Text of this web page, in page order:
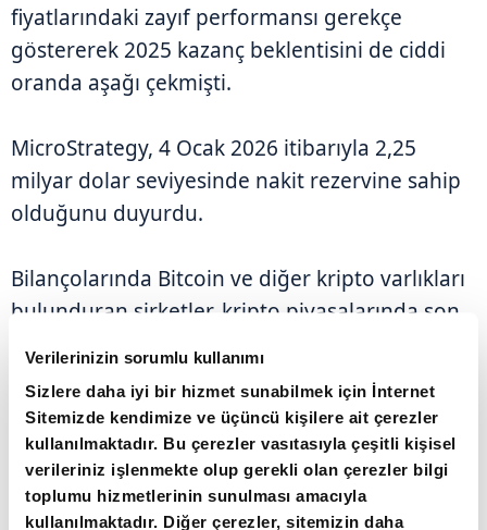
Verilerinizin sorumlu kullanımı
Sizlere daha iyi bir hizmet sunabilmek için İnternet
Sitemizde kendimize ve üçüncü kişilere ait çerezler
kullanılmaktadır. Bu çerezler vasıtasıyla çeşitli kişisel
verileriniz işlenmekte olup gerekli olan çerezler bilgi
toplumu hizmetlerinin sunulması amacıyla
kullanılmaktadır. Diğer çerezler, sitemizin daha
fiyatlarındaki zayıf performansı gerekçe
göstererek 2025 kazanç beklentisini de ciddi
oranda aşağı çekmişti.
MicroStrategy, 4 Ocak 2026 itibarıyla 2,25
milyar dolar seviyesinde nakit rezervine sahip
olduğunu duyurdu.
Bilançolarında Bitcoin ve diğer kripto varlıkları
bulunduran şirketler, kripto piyasalarında son